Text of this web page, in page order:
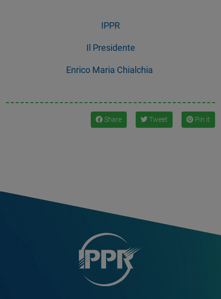
IPPR
Il Presidente
Enrico Maria Chialchia
Share Tweet Pin it